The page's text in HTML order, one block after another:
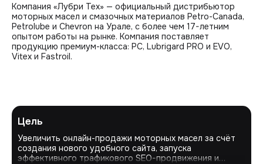
Компания «Лубри Тех» — официальный дистрибьютор
моторных масел и смазочных материалов Petro-Canada,
Petrolube и Chevron на Урале, с более чем 17-летним
опытом работы на рынке. Компания поставляет
продукцию премиум-класса: PC, Lubrigard PRO и EVO,
Vitex и Fastroil.
Цель
Увеличить онлайн-продажи моторных масел за счёт
создания нового удобного сайта, запуска
эффективного трафикового SEO-продвижения и